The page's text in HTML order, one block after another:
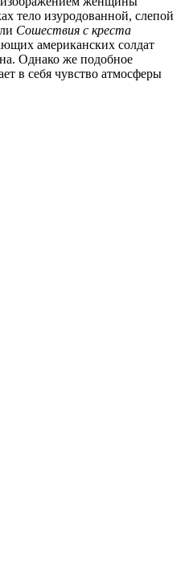
тело изуродованной, слепой
Сошествия с креста
американских солдат
Однако же подобное
в себя чувство атмосферы